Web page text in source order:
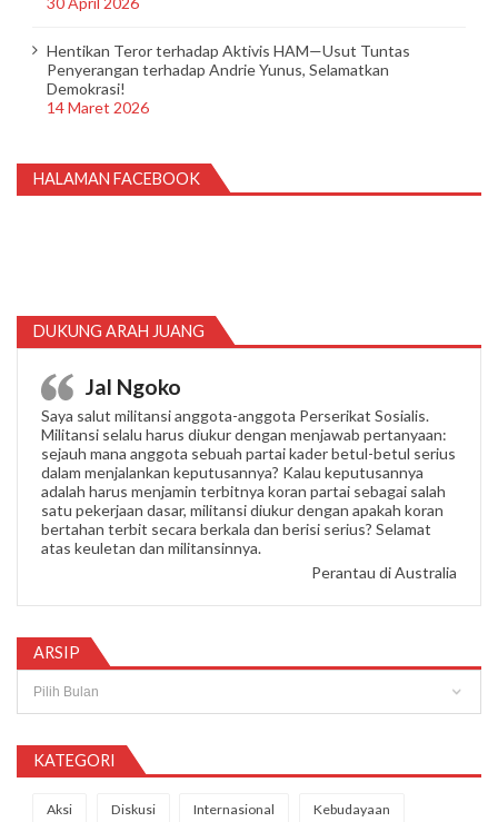
Hentikan Teror terhadap Aktivis HAM—Usut Tuntas
Penyerangan terhadap Andrie Yunus, Selamatkan
Demokrasi!
14 Maret 2026
HALAMAN FACEBOOK
DUKUNG ARAH JUANG
Jal Ngoko
Saya salut militansi anggota-anggota Perserikat Sosialis.
Militansi selalu harus diukur dengan menjawab pertanyaan:
sejauh mana anggota sebuah partai kader betul-betul serius
dalam menjalankan keputusannya? Kalau keputusannya
adalah harus menjamin terbitnya koran partai sebagai salah
satu pekerjaan dasar, militansi diukur dengan apakah koran
bertahan terbit secara berkala dan berisi serius? Selamat
atas keuletan dan militansinnya.
Perantau di Australia
ARSIP
KATEGORI
Aksi Diskusi Internasional Kebudayaan